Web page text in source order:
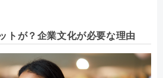
トが？企業文化が必要な理由